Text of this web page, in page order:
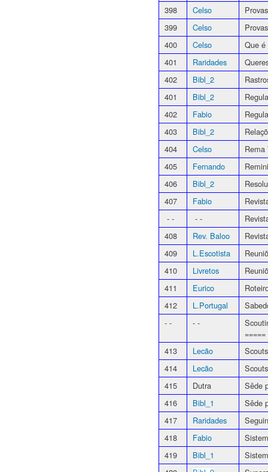
398
Celso
399
Celso
400
Celso
Que é
401
Raridades
402
Bibl_2
401
Bibl_2
402
Fabio
403
Bibl_2
404
Celso
Rema
405
Fernando
406
Bibl_2
407
Fabio
- -
- -
408
Rev. Baloo
409
L.Escotista
410
Livretos
411
Eurico
412
L.Portugal
- -
- -
413
Lecão
414
Lecão
415
Dutra
Sêde
416
Bibl_1
Sêde
417
Raridades
418
Fabio
419
Bibl_1